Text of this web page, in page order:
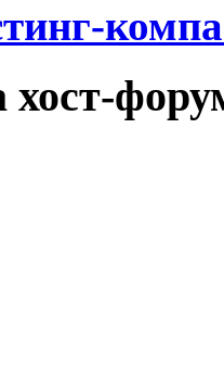
хост-